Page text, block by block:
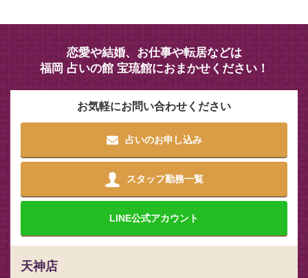
恋愛や結婚、お仕事や転居などは
福岡 占いの館 宝琉館におまかせください！
お気軽にお問い合わせください
占いのお申し込み
スタッフ勤務一覧
LINE公式アカウント
天神店